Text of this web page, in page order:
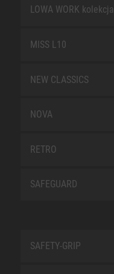
LOWA WORK kolekcja
MISS L10
NEW CLASSICS
NOVA
RETRO
SAFEGUARD
SAFETY-GRIP